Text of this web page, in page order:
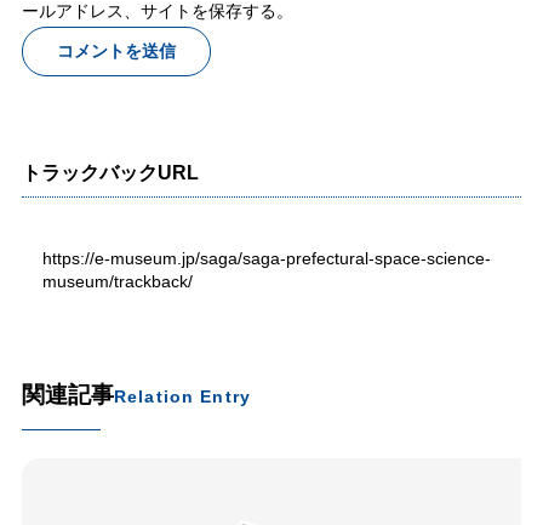
ールアドレス、サイトを保存する。
トラックバックURL
https://e-museum.jp/saga/saga-prefectural-space-science-
museum/trackback/
関連記事Relation Entry